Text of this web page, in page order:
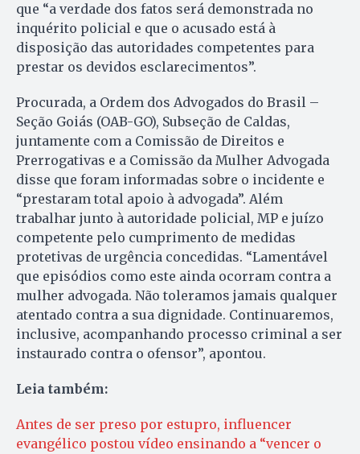
que “a verdade dos fatos será demonstrada no
inquérito policial e que o acusado está à
disposição das autoridades competentes para
prestar os devidos esclarecimentos”.
Procurada, a Ordem dos Advogados do Brasil –
Seção Goiás (OAB-GO), Subseção de Caldas,
juntamente com a Comissão de Direitos e
Prerrogativas e a Comissão da Mulher Advogada
disse que foram informadas sobre o incidente e
“prestaram total apoio à advogada”. Além
trabalhar junto à autoridade policial, MP e juízo
competente pelo cumprimento de medidas
protetivas de urgência concedidas. “Lamentável
que episódios como este ainda ocorram contra a
mulher advogada. Não toleramos jamais qualquer
atentado contra a sua dignidade. Continuaremos,
inclusive, acompanhando processo criminal a ser
instaurado contra o ofensor”, apontou.
Leia também:
Antes de ser preso por estupro, influencer
evangélico postou vídeo ensinando a “vencer o